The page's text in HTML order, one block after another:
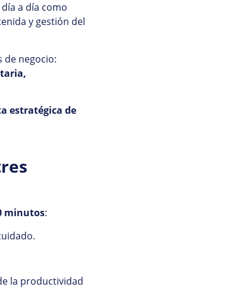
a día como
y gestión del
de negocio:
estratégica de
minutos:
la productividad